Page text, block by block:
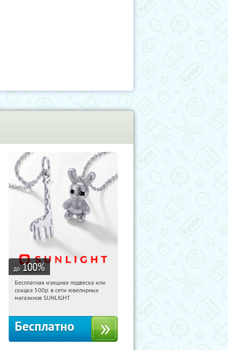
до 100%
17:51:00 Получили:
Россия
Бесплатная изящная подвеска или
скидка 500р. в сети ювелирных
магазинов SUNLIGHT
Бесплатно